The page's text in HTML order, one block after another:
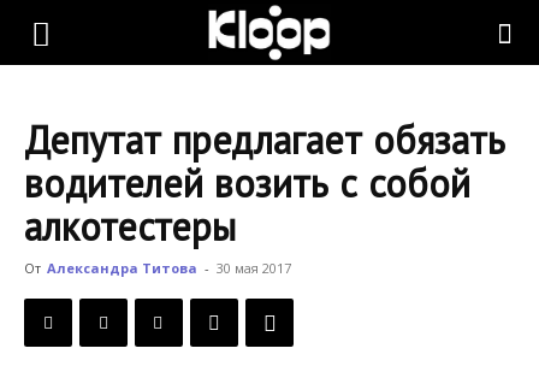
KLOOP.KG
Новости
Кыргызстана
Депутат предлагает обязать
водителей возить с собой
алкотестеры
От Александра Титова - 30 мая 2017